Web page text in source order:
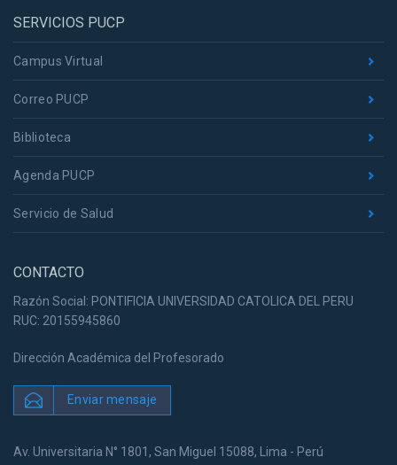
SERVICIOS PUCP
Campus Virtual
Correo PUCP
Biblioteca
Agenda PUCP
Servicio de Salud
CONTACTO
Razón Social: PONTIFICIA UNIVERSIDAD CATOLICA DEL PERU
RUC: 20155945860
Dirección Académica del Profesorado
Enviar mensaje
Av. Universitaria N° 1801, San Miguel 15088, Lima - Perú